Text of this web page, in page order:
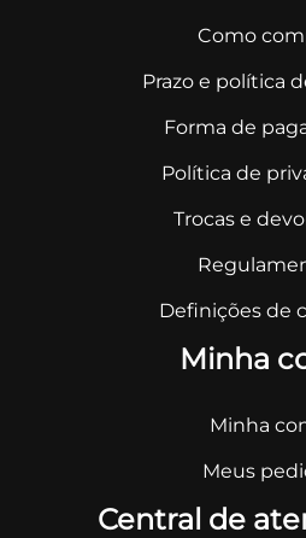
Como
Prazo e política
Forma de
Política de
Trocas e
Definições de
Minha
Minha
Meus
Central de